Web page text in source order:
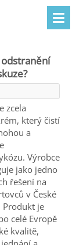
zcela
který čistí
a
Výrobce
jako jedno
řešení na
v České
Produkt je
celé Evropě
kvalitě,